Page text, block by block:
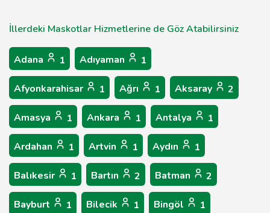
İllerdeki Maskotlar Hizmetlerine de Göz Atabilirsiniz
Adana 1 Adıyaman 1
Afyonkarahisar 1 Ağrı 1 Aksaray 2
Amasya 1 Ankara 1 Antalya 1
Ardahan 1 Artvin 1 Aydın 1
Balıkesir 1 Bartın 2 Batman 2
Bayburt 1 Bilecik 1 Bingöl 1